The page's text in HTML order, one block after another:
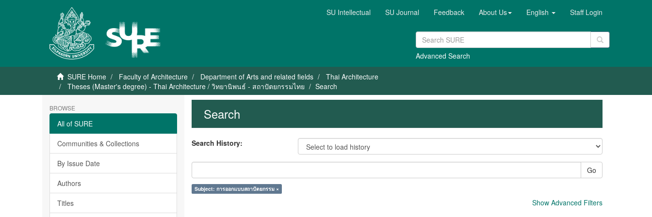
SU Intellectual SU Journal Feedback About Us English Staff Login
Advanced Search
SURE Home Faculty of Architecture Department of Arts and related fields
Thai Architecture
Theses (Master's degree) - Thai Architecture / วิทยานิพนธ์ - สถาปัตยกรรมไทย
Search
BROWSE
All of SURE
Communities & Collections
By Issue Date
Authors
Titles
Search
Search History:
Go
Subject: การออกแบบสถาปัตยกรรม ×
Show Advanced Filters